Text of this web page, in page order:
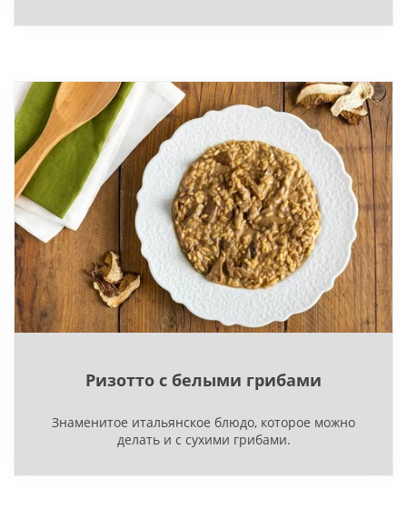
Ризотто с белыми грибами
Знаменитое итальянское блюдо, которое можно
делать и с сухими грибами.